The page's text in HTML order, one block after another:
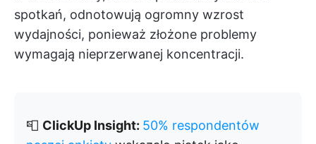
spotkań, odnotowują ogromny wzrost
wydajności, ponieważ złożone problemy
wymagają nieprzerwanej koncentracji.
📮 ClickUp Insight: 50% respondentów